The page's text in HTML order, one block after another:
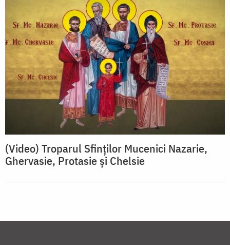
(Video) Troparul Sfinților Mucenici Nazarie,
Ghervasie, Protasie și Chelsie